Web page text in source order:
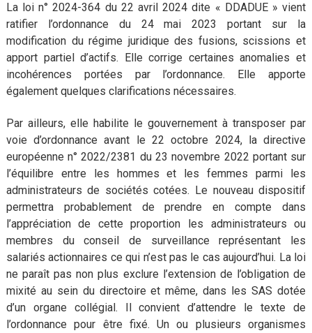
La loi n° 2024-364 du 22 avril 2024 dite « DDADUE » vient
ratifier l’ordonnance du 24 mai 2023 portant sur la
modification du régime juridique des fusions, scissions et
apport partiel d’actifs. Elle corrige certaines anomalies et
incohérences portées par l’ordonnance. Elle apporte
également quelques clarifications nécessaires.
Par ailleurs, elle habilite le gouvernement à transposer par
voie d’ordonnance avant le 22 octobre 2024, la directive
européenne n° 2022/2381 du 23 novembre 2022 portant sur
l’équilibre entre les hommes et les femmes parmi les
administrateurs de sociétés cotées. Le nouveau dispositif
permettra probablement de prendre en compte dans
l’appréciation de cette proportion les administrateurs ou
membres du conseil de surveillance représentant les
salariés actionnaires ce qui n’est pas le cas aujourd’hui. La loi
ne paraît pas non plus exclure l’extension de l’obligation de
mixité au sein du directoire et même, dans les SAS dotée
d’un organe collégial. Il convient d’attendre le texte de
l’ordonnance pour être fixé. Un ou plusieurs organismes